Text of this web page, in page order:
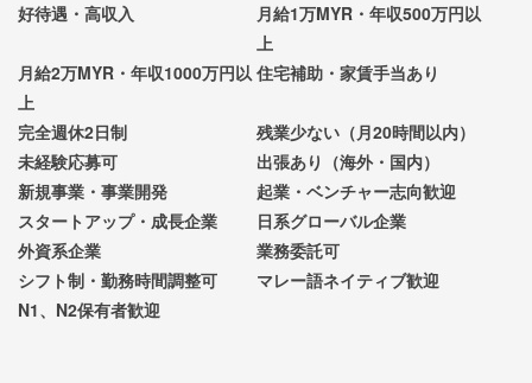
好待遇・高収入
月給1万MYR・年収500万円以
上
月給2万MYR・年収1000万円以
上
住宅補助・家賃手当あり
完全週休2日制
残業少ない（月20時間以内）
未経験応募可
出張あり（海外・国内）
新規事業・事業開発
起業・ベンチャー志向歓迎
スタートアップ・成長企業
日系グローバル企業
外資系企業
業務委託可
シフト制・勤務時間調整可
マレー語ネイティブ歓迎
N1、N2保有者歓迎